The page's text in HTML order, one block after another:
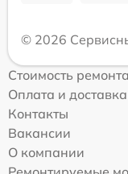
© 2026
Стоимость ремонта
Оплата и доставка
Контакты
Вакансии
О компании